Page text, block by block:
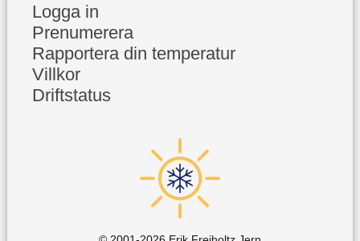
Logga in
Prenumerera
Rapportera din temperatur
Villkor
Driftstatus